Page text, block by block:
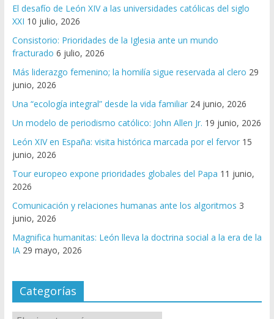
El desafío de León XIV a las universidades católicas del siglo
XXI 10 julio, 2026
Consistorio: Prioridades de la Iglesia ante un mundo
fracturado 6 julio, 2026
Más liderazgo femenino; la homilía sigue reservada al clero 29
junio, 2026
Una “ecología integral” desde la vida familiar 24 junio, 2026
Un modelo de periodismo católico: John Allen Jr. 19 junio, 2026
León XIV en España: visita histórica marcada por el fervor 15
junio, 2026
Tour europeo expone prioridades globales del Papa 11 junio,
2026
Comunicación y relaciones humanas ante los algoritmos 3
junio, 2026
Magnifica humanitas: León lleva la doctrina social a la era de la
IA 29 mayo, 2026
Categorías